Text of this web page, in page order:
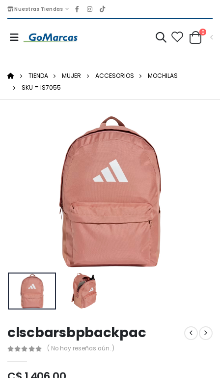
Nuestras Tiendas
0
TIENDA MUJER ACCESORIOS
MOCHILAS
SKU = IS7055
clscbarsbpbackpac
( No hay reseñas aún. )